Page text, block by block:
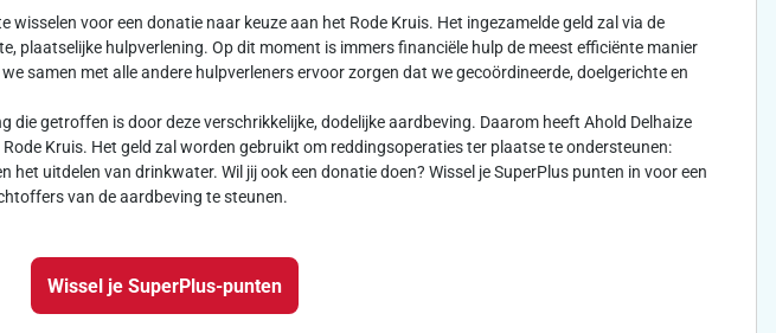
voor een donatie naar keuze aan het Rode Kruis. Het ingezamelde geld zal via de
plaatselijke hulpverlening. Op dit moment is immers financiële hulp de meest efficiënte manier
samen met alle andere hulpverleners ervoor zorgen dat we gecoördineerde, doelgerichte en
die getroffen is door deze verschrikkelijke, dodelijke aardbeving. Daarom heeft Ahold Delhaize
Kruis. Het geld zal worden gebruikt om reddingsoperaties ter plaatse te ondersteunen:
het uitdelen van drinkwater. Wil jij ook een donatie doen? Wissel je SuperPlus punten in voor een
van de aardbeving te steunen.
Wissel je SuperPlus-punten